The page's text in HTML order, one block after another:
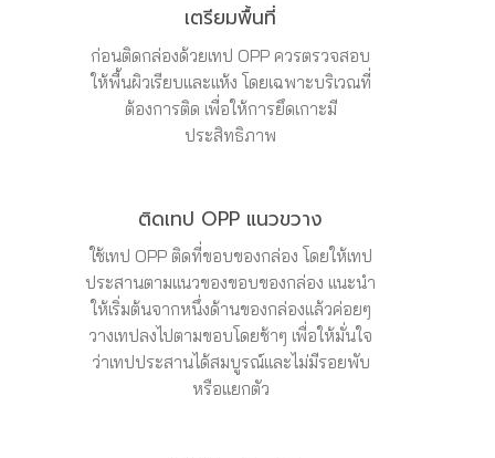
เตรียมพื้นที่
ก่อนติดกล่องด้วยเทป OPP ควรตรวจสอบ
ให้พื้นผิวเรียบและแห้ง โดยเฉพาะบริเวณที่
ต้องการติด เพื่อให้การยึดเกาะมี
ประสิทธิภาพ
ติดเทป OPP แนวขวาง
ใช้เทป OPP ติดที่ขอบของกล่อง โดยให้เทป
ประสานตามแนวของขอบของกล่อง แนะนำ
ให้เริ่มต้นจากหนึ่งด้านของกล่องแล้วค่อยๆ
วางเทปลงไปตามขอบโดยช้าๆ เพื่อให้มั่นใจ
ว่าเทปประสานได้สมบูรณ์และไม่มีรอยพับ
หรือแยกตัว